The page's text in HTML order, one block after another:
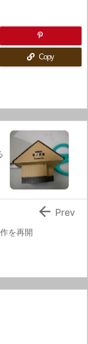
Copy
を再開
 Prev